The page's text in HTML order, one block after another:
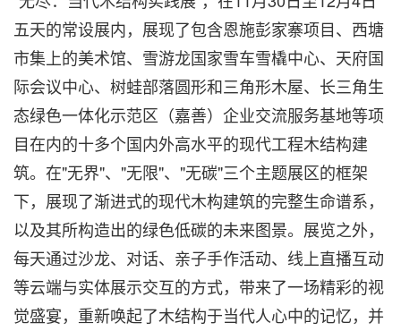
五天的常设展内，展现了包含恩施彭家寨项目、西塘
市集上的美术馆、雪游龙国家雪车雪橇中心、天府国
际会议中心、树蛙部落圆形和三角形木屋、长三角生
态绿色一体化示范区（嘉善）企业交流服务基地等项
目在内的十多个国内外高水平的现代工程木结构建
筑。在"无界"、"无限"、"无碳"三个主题展区的框架
下，展现了渐进式的现代木构建筑的完整生命谱系，
以及其所构造出的绿色低碳的未来图景。展览之外，
每天通过沙龙、对话、亲子手作活动、线上直播互动
等云端与实体展示交互的方式，带来了一场精彩的视
觉盛宴，重新唤起了木结构于当代人心中的记忆，并